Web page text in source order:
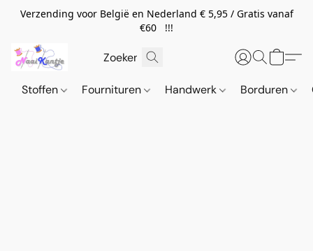
Verzending voor België en Nederland € 5,95 / Gratis vanaf
€60 !!!
Stoffen Fournituren Handwerk Borduren